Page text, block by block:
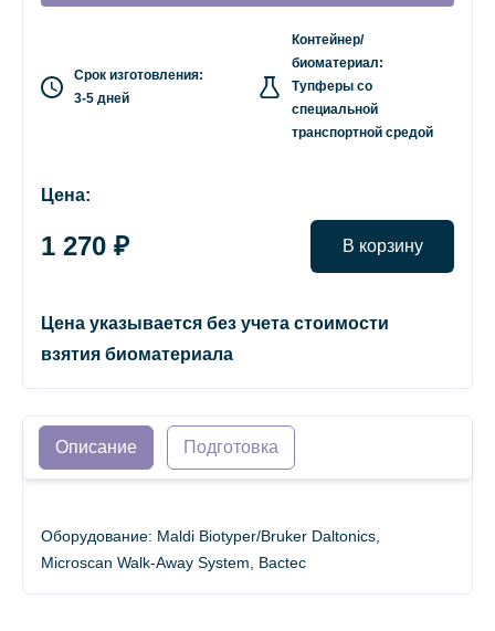
Срок изготовления:
3-5 дней
Контейнер/
биоматериал:
Тупферы со
специальной
транспортной средой
Цена:
1 270 ₽ В корзину
Цена указывается без учета стоимости
взятия биоматериала
Описание Подготовка
Оборудование: Maldi Biotyper/Bruker Daltonics,
Microscan Walk-Away System, Bactec